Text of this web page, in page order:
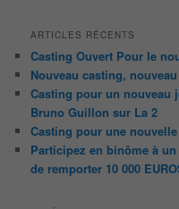
ARTICLES RÉCENTS
Casting Ouvert Pour le
Nouveau casting,
Casting pour un nouveau
Bruno Guillon sur La 2
Casting pour une
Participez en binôme à
de remporter 10 000